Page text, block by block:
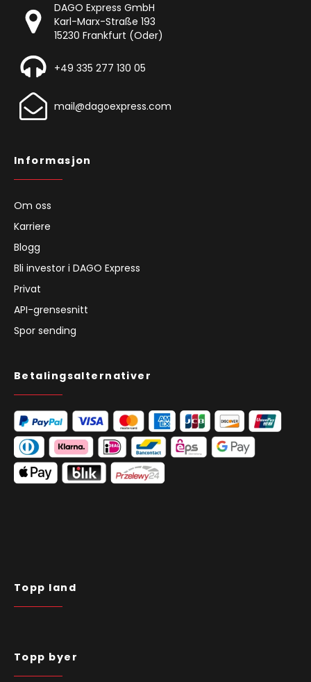
DAGO Express GmbH
Karl-Marx-Straße 193
15230 Frankfurt (Oder)
+49 335 277 130 05
mail@dagoexpress.com
Informasjon
Om oss
Karriere
Blogg
Bli investor i DAGO Express
Privat
API-grensesnitt
Spor sending
Betalingsalternativer
Topp land
Topp byer